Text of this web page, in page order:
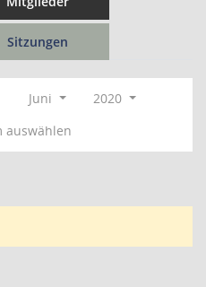
Sitzungen
Juni
2020
auswählen